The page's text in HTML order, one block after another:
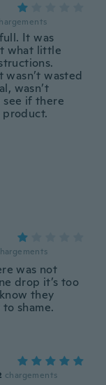
It was
what little
wasted
wasn’t
see if there
was not
drop it’s too
they
shame.
chargements